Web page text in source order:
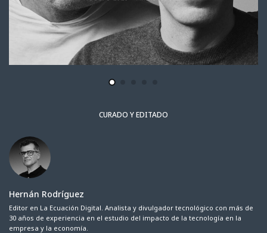
CURADO Y EDITADO
Hernán Rodríguez
Editor en La Ecuación Digital. Analista y divulgador tecnológico con más de
30 años de experiencia en el estudio del impacto de la tecnología en la
empresa y la economía.